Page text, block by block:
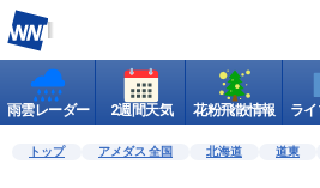
雨雲レーダー 2週間天気 花粉飛散情報 ラ
トップ アメダス 全国 北海道 道東